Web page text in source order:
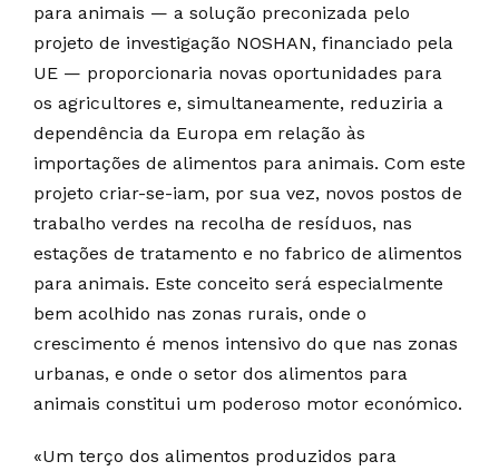
para animais — a solução preconizada pelo
projeto de investigação NOSHAN, financiado pela
UE — proporcionaria novas oportunidades para
os agricultores e, simultaneamente, reduziria a
dependência da Europa em relação às
importações de alimentos para animais. Com este
projeto criar-se-iam, por sua vez, novos postos de
trabalho verdes na recolha de resíduos, nas
estações de tratamento e no fabrico de alimentos
para animais. Este conceito será especialmente
bem acolhido nas zonas rurais, onde o
crescimento é menos intensivo do que nas zonas
urbanas, e onde o setor dos alimentos para
animais constitui um poderoso motor económico.
«Um terço dos alimentos produzidos para